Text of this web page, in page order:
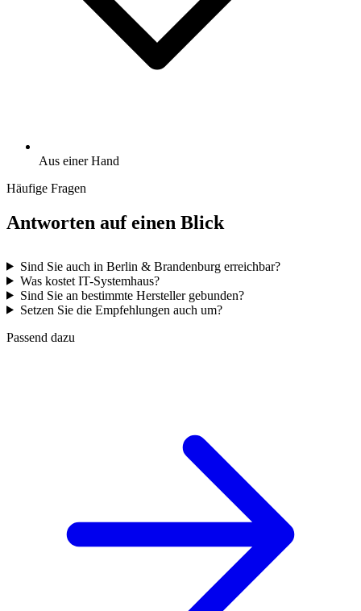
Aus einer Hand
Häufige Fragen
Antworten auf einen Blick
Sind Sie auch in Berlin & Brandenburg erreichbar?
Was kostet IT-Systemhaus?
Sind Sie an bestimmte Hersteller gebunden?
Setzen Sie die Empfehlungen auch um?
Passend dazu